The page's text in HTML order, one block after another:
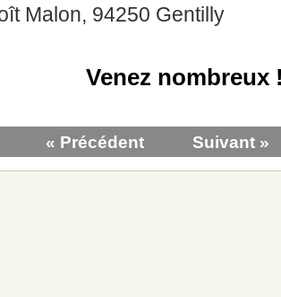
Malon, 94250 Gentilly
Venez nombreux
« Précédent Suivant »